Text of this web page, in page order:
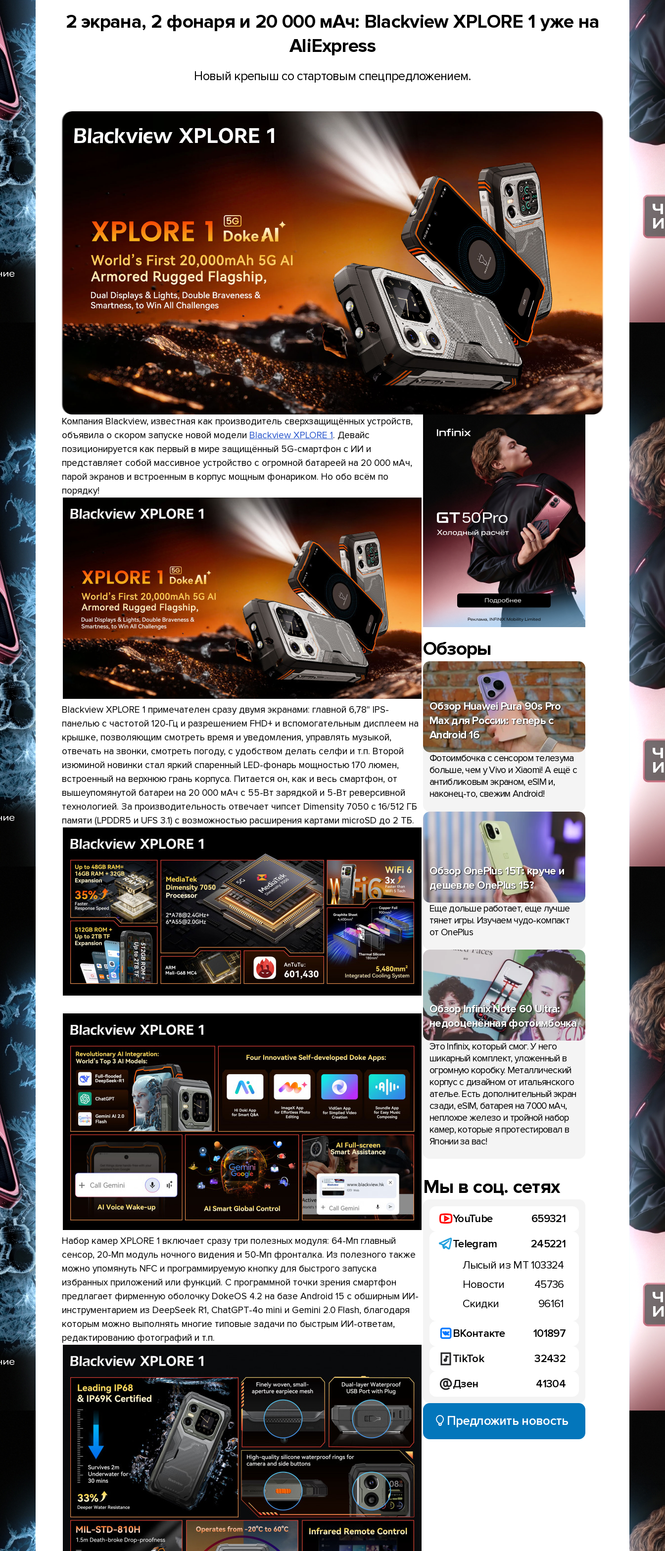
2 экрана, 2 фонаря и 20 000 мАч: Blackview XPLORE 1 уже на
AliExpress
Новый крепыш со стартовым спецпредложением.
Компания Blackview, известная как производитель сверхзащищённых устройств,
объявила о скором запуске новой модели Blackview XPLORE 1. Девайс
позиционируется как первый в мире защищённый 5G-смартфон с ИИ и
представляет собой массивное устройство с огромной батареей на 20 000 мАч,
парой экранов и встроенным в корпус мощным фонариком. Но обо всём по
порядку!
Blackview XPLORE 1 примечателен сразу двумя экранами: главной 6,78" IPS-
панелью с частотой 120-Гц и разрешением FHD+ и вспомогательным дисплеем на
крышке, позволяющим смотреть время и уведомления, управлять музыкой,
отвечать на звонки, смотреть погоду, с удобством делать селфи и т.п. Второй
изюминой новинки стал яркий спаренный LED-фонарь мощностью 170 люмен,
встроенный на верхнюю грань корпуса. Питается он, как и весь смартфон, от
вышеупомянутой батареи на 20 000 мАч с 55-Вт зарядкой и 5-Вт реверсивной
технологией. За производительность отвечает чипсет Dimensity 7050 с 16/512 ГБ
памяти (LPDDR5 и UFS 3.1) с возможностью расширения картами microSD до 2 ТБ.
Набор камер XPLORE 1 включает сразу три полезных модуля: 64-Мп главный
сенсор, 20-Мп модуль ночного видения и 50-Мп фронталка. Из полезного также
можно упомянуть NFC и программируемую кнопку для быстрого запуска
избранных приложений или функций. С программной точки зрения смартфон
предлагает фирменную оболочку DokeOS 4.2 на базе Android 15 с обширным ИИ-
инструментарием из DeepSeek R1, ChatGPT-4o mini и Gemini 2.0 Flash, благодаря
которым можно выполнять многие типовые задачи по быстрым ИИ-ответам,
редактированию фотографий и т.п.
Обзоры
Обзор Huawei Pura 90s Pro
Max для России: теперь с
Android 16
Фотоимбочка с сенсором телезума
больше, чем у Vivo и Xiaomi! А ещё с
антибликовым экраном, eSIM и,
наконец-то, свежим Android!
Обзор OnePlus 15T: круче и
дешевле OnePlus 15?
Еще дольше работает, еще лучше
тянет игры. Изучаем чудо-компакт
от OnePlus
Обзор Infinix Note 60 Ultra:
недооценённая фотоимбочка
Это Infinix, который смог. У него
шикарный комплект, уложенный в
огромную коробку. Металлический
корпус с дизайном от итальянского
ателье. Есть дополнительный экран
сзади, eSIM, батарея на 7000 мАч,
неплохое железо и тройной набор
камер, которые я протестировал в
Японии за вас!
Мы в соц. сетях
YouTube
659321
Telegram
245221
Лысый из МТ103324
Новости
45736
Скидки
96161
ВКонтакте
101897
TikTok
32432
Дзен
41304
Предложить новость